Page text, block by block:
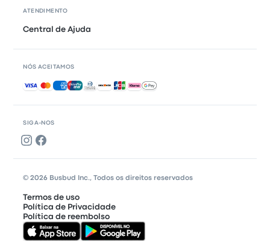
SIGA-NOS
ATENDIMENTO
Central de Ajuda
NÓS ACEITAMOS
Pagamentos aceitos
© 2026 Busbud Inc., Todos os direitos reservados
Termos de uso
Política de Privacidade
Política de reembolso